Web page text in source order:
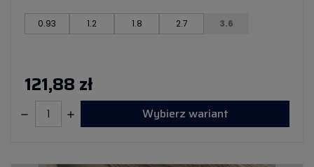
0.93 1.2 1.8 2.7 3.6
121,88 zł
Wybierz wariant